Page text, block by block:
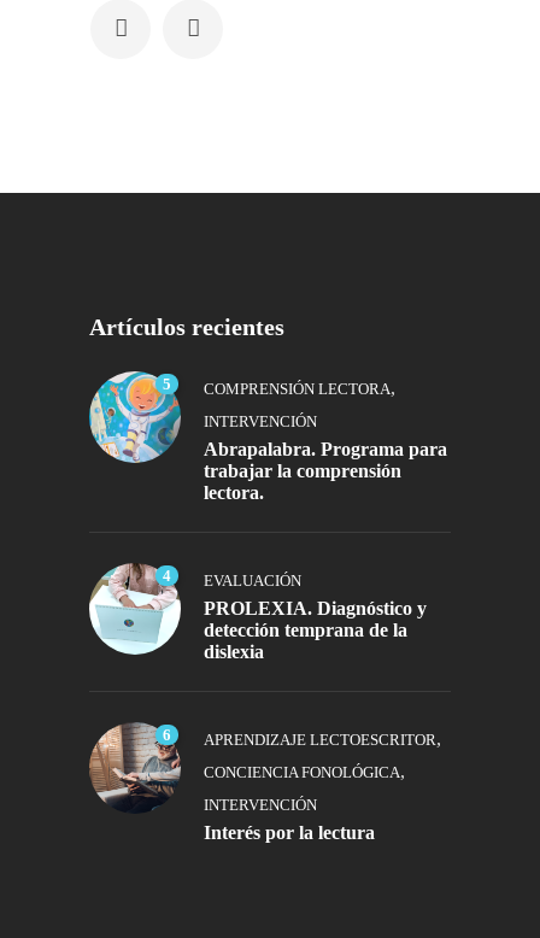
Artículos recientes
5 COMPRENSIÓN LECTORA,
INTERVENCIÓN
Abrapalabra. Programa para
trabajar la comprensión
lectora.
4 EVALUACIÓN
PROLEXIA. Diagnóstico y
detección temprana de la
dislexia
6 APRENDIZAJE LECTOESCRITOR,
CONCIENCIA FONOLÓGICA,
INTERVENCIÓN
Interés por la lectura